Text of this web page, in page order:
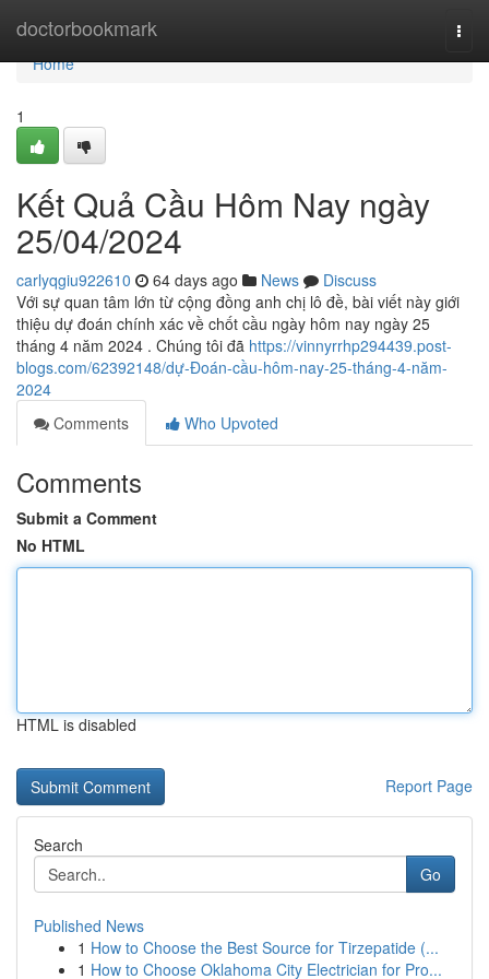
doctorbookmark
Home
Home
1
Kết Quả Cầu Hôm Nay ngày
25/04/2024
carlyqgiu922610 64 days ago News
Discuss
Với sự quan tâm lớn từ cộng đồng anh chị lô đề, bài viết này giới
thiệu dự đoán chính xác về chốt cầu ngày hôm nay ngày 25
tháng 4 năm 2024 . Chúng tôi đã https://vinnyrrhp294439.post-
blogs.com/62392148/dự-Đoán-cầu-hôm-nay-25-tháng-4-năm-
2024
Comments
Who Upvoted
Comments
Submit a Comment
No HTML
HTML is disabled
Report Page
Search
Go
Published News
1 How to Choose the Best Source for Tirzepatide (...
1 How to Choose Oklahoma City Electrician for Pro...